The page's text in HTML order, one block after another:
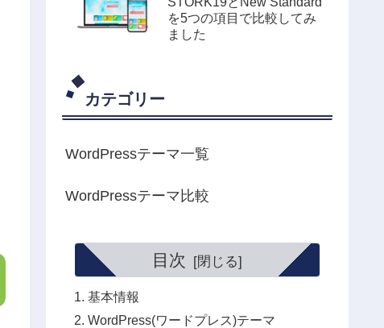
を5つの項目で比較してみ
ました
カテゴリー
WordPressテーマ一覧
WordPressテーマ比較
目次
基本情報
WordPress(ワードプレス)テーマ